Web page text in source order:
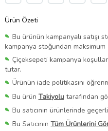
Ürün Özeti
Bu ürünün kampanyalı satışı
kampanya stoğundan
Çiçeksepeti kampanya
tutar.
Ürünün iade politikasını
Bu ürün Takiyolu tarafından
Bu satıcının ürünlerinde geçerli
Bu Satıcının Tüm Ürünlerini